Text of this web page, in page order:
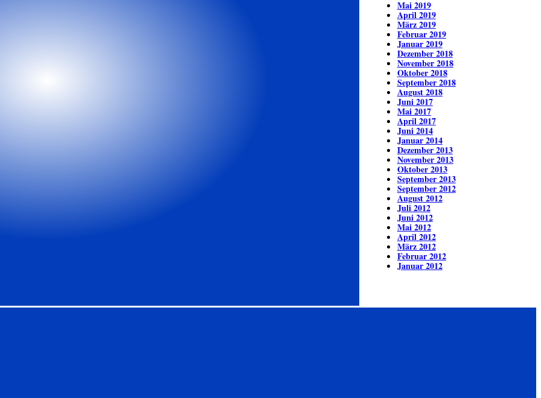
Mai 2019
April 2019
März 2019
Februar 2019
Januar 2019
Dezember 2018
November 2018
Oktober 2018
September 2018
August 2018
Juni 2017
Mai 2017
April 2017
Juni 2014
Januar 2014
Dezember 2013
November 2013
Oktober 2013
September 2013
September 2012
August 2012
Juli 2012
Juni 2012
Mai 2012
April 2012
März 2012
Februar 2012
Januar 2012